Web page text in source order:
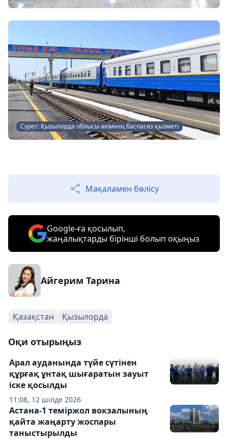
Сурет: Қызылорда облысы әкімінің баспасөз қызметі
Мақаламен бөлісу
Google-ға қосылып,
жаңалықтарды бірінші болып оқыңыз
Айгерим Тарина
Қазақстан Қызылорда
Оқи отырыңыз
11:08, 12 шілде 2026
Арал ауданында түйе сүтінен
құрғақ ұнтақ шығаратын зауыт
іске қосылды
Астана-1 теміржол вокзалының
қайта жаңарту жоспары
таныстырылды